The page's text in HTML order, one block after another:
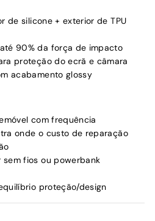
de silicone + exterior de TPU
90% da força de impacto
proteção do ecrã e câmara
acabamento glossy
com frequência
onde o custo de reparação
fios ou powerbank
proteção/design